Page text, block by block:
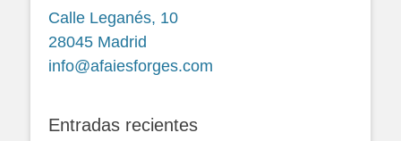
Calle Leganés, 10
28045 Madrid
info@afaiesforges.com
Entradas recientes